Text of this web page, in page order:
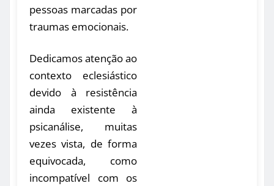
pessoas marcadas por
traumas emocionais.
Dedicamos atenção ao
contexto eclesiástico
devido à resistência
ainda existente à
psicanálise, muitas
vezes vista, de forma
equivocada, como
incompatível com os